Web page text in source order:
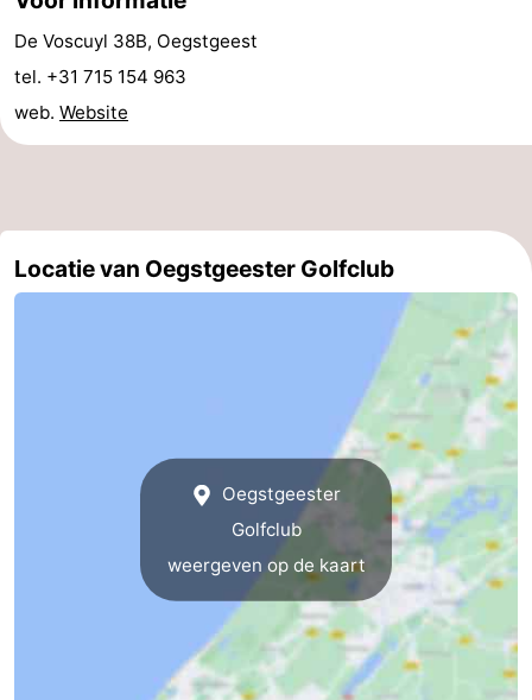
-
Fietsen
-
Paardrijden
-
Reisboekenwinkel
De Voscuyl 38B, Oegstgeest
tel. +31 715 154 963
web. Website
Locatie van Oegstgeester Golfclub
Oegstgeester
Golfclub
weergeven op de kaart